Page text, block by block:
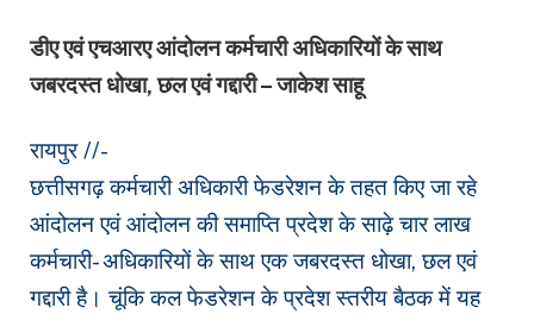
डीए एवं एचआरए आंदोलन कर्मचारी अधिकारियों के साथ
जबरदस्त धोखा, छल एवं गद्दारी – जाकेश साहू
रायपुर //-
छत्तीसगढ़ कर्मचारी अधिकारी फेडरेशन के तहत किए जा रहे
आंदोलन एवं आंदोलन की समाप्ति प्रदेश के साढ़े चार लाख
कर्मचारी- अधिकारियों के साथ एक जबरदस्त धोखा, छल एवं
गद्दारी है। चूंकि कल फेडरेशन के प्रदेश स्तरीय बैठक में यह